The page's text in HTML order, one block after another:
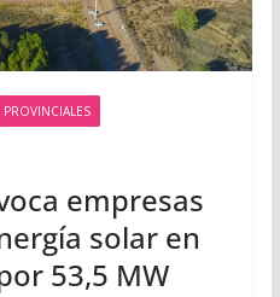
PROVINCIALES
empresas
solar en
53,5 MW